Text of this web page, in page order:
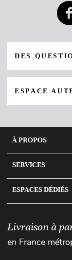
DES
ESPACE
À PROPOS
SERVICES
ESPACES DÉDIÉS
Livraison à
en France